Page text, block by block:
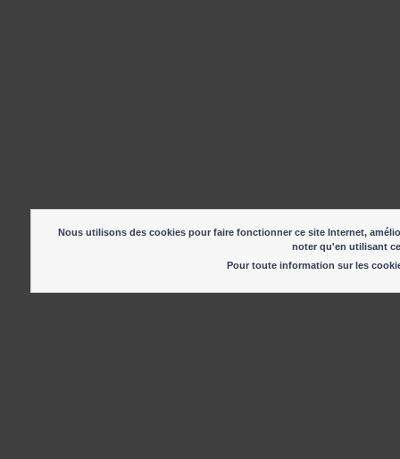
Nous utilisons des cookies pour faire fonctionner ce site Internet,
noter qu'en utilisant
Pour toute information sur les